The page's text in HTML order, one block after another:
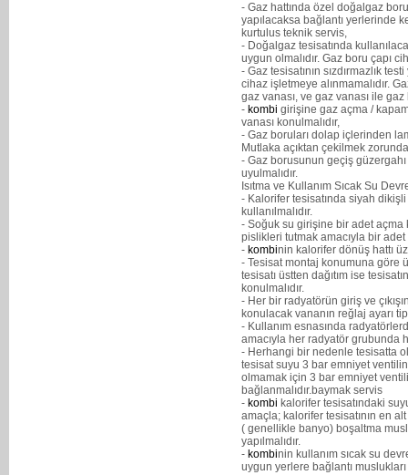
- Gaz hattında özel doğalgaz
yapılacaksa bağlantı yerlerinde
kurtulus teknik servis,
- Doğalgaz tesisatında
uygun olmalıdır. Gaz boru çapı
- Gaz tesisatının sızdırmazlık
cihaz işletmeye alınmamalıdır.
gaz vanası, ve gaz vanası ile gaz
- kombi girişine gaz açma /
vanası konulmalıdır,
- Gaz boruları dolap içlerinden
Mutlaka açıktan çekilmek
- Gaz borusunun geçiş
uyulmalıdır.
Isıtma ve Kullanım Sıcak Su
- Kalorifer tesisatında siyah
kullanılmalıdır.
- Soğuk su girişine bir adet açma
pislikleri tutmak amacıyla bir
- kombinin kalorifer dönüş hattı
- Tesisat montaj konumuna göre
tesisatı üstten dağıtım ise
konulmalıdır.
- Her bir radyatörün giriş ve
konulacak vananın reğlaj ayarı
- Kullanım esnasında
amacıyla her radyatör grubunda
- Herhangi bir nedenle tesisatta
tesisat suyu 3 bar emniyet
olmamak için 3 bar emniyet
bağlanmalıdır.baymak servis
- kombi kalorifer tesisatındaki
amaçla; kalorifer tesisatının en
( genellikle banyo) boşaltma
yapılmalıdır.
- kombinin kullanım sıcak su
uygun yerlere bağlantı